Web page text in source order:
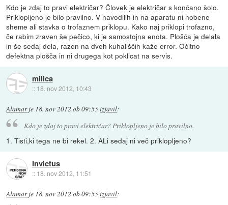
Kdo je zdaj to pravi električar? Človek je električar s končano šolo.
Priklopljeno je bilo pravilno. V navodilih in na aparatu ni nobene
sheme ali stavka o trofaznem priklopu. Kako naj priklopi trofazno,
če rabim zraven še pečico, ki je samostojna enota. Plošča je delala
in še sedaj dela, razen na dveh kuhališčih kaže error. Očitno
defektna plošča in ni drugega kot poklicat na servis.
milica
:: 18. nov 2012, 10:43
Alamarje 18. nov 2012 ob 09:55izjavil:
Kdo je zdaj to pravi električar? Priklopljeno je bilo pravilno.
1. Tisti,ki tega ne bi rekel. 2. ALi sedaj ni več priklopljeno?
Invictus
:: 18. nov 2012, 11:51
Alamarje 18. nov 2012 ob 09:55izjavil: